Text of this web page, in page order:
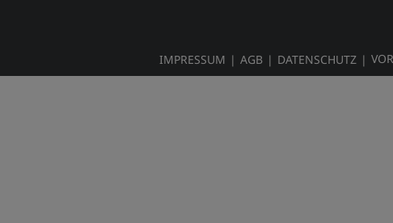
IMPRESSUM | AGB | DATENSCHUTZ |